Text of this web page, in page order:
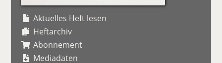
Aktuelles Heft lesen
Heftarchiv
Abonnement
Mediadaten